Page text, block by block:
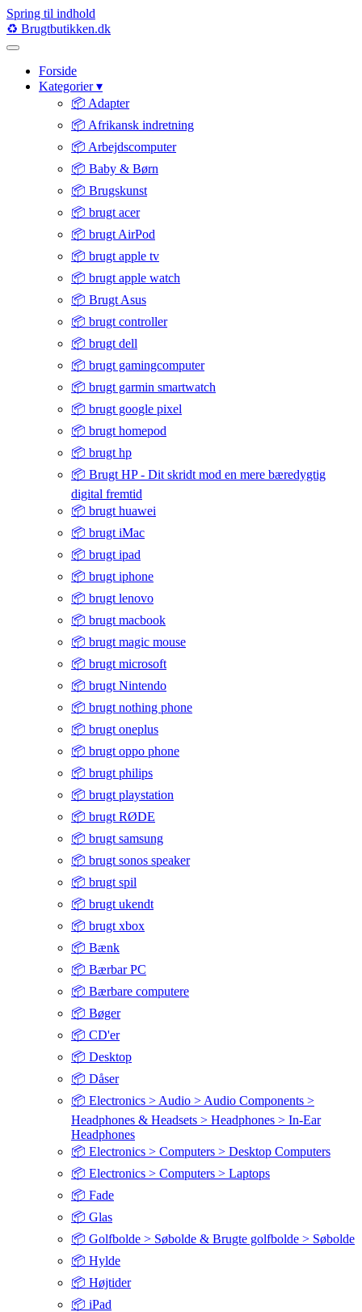
Spring til indhold
♻️ Brugtbutikken.dk
Forside
Kategorier▾
📦 Adapter
📦 Afrikansk indretning
📦 Arbejdscomputer
📦 Baby & Børn
📦 Brugskunst
📦 brugt acer
📦 brugt AirPod
📦 brugt apple tv
📦 brugt apple watch
📦 Brugt Asus
📦 brugt controller
📦 brugt dell
📦 brugt gamingcomputer
📦 brugt garmin smartwatch
📦 brugt google pixel
📦 brugt homepod
📦 brugt hp
📦 Brugt HP - Dit skridt mod en mere bæredygtig
digital fremtid
📦 brugt huawei
📦 brugt iMac
📦 brugt ipad
📦 brugt iphone
📦 brugt lenovo
📦 brugt macbook
📦 brugt magic mouse
📦 brugt microsoft
📦 brugt Nintendo
📦 brugt nothing phone
📦 brugt oneplus
📦 brugt oppo phone
📦 brugt philips
📦 brugt playstation
📦 brugt RØDE
📦 brugt samsung
📦 brugt sonos speaker
📦 brugt spil
📦 brugt ukendt
📦 brugt xbox
📦 Bænk
📦 Bærbar PC
📦 Bærbare computere
📦 Bøger
📦 CD'er
📦 Desktop
📦 Dåser
📦 Electronics > Audio > Audio Components >
Headphones & Headsets > Headphones > In-Ear
Headphones
📦 Electronics > Computers > Desktop Computers
📦 Electronics > Computers > Laptops
📦 Fade
📦 Glas
📦 Golfbolde > Søbolde & Brugte golfbolde > Søbolde
📦 Hylde
📦 Højtider
📦 iPad